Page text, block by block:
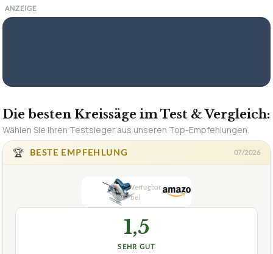
ANZEIGE
Die besten Kreissäge im Test & Vergleich:
Wählen Sie Ihren Testsieger aus unseren Top-Empfehlungen.
🏆
BESTE EMPFEHLUNG 07/2026
1,5
SEHR GUT